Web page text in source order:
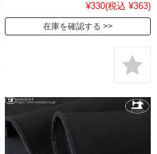
¥330(税込 ¥363)
在庫を確認する